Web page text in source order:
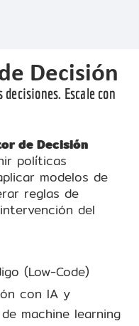
Decisión
Escale con
de Decisión
políticas
modelos de
reglas de
del
(Low-Code)
con IA y
machine learning